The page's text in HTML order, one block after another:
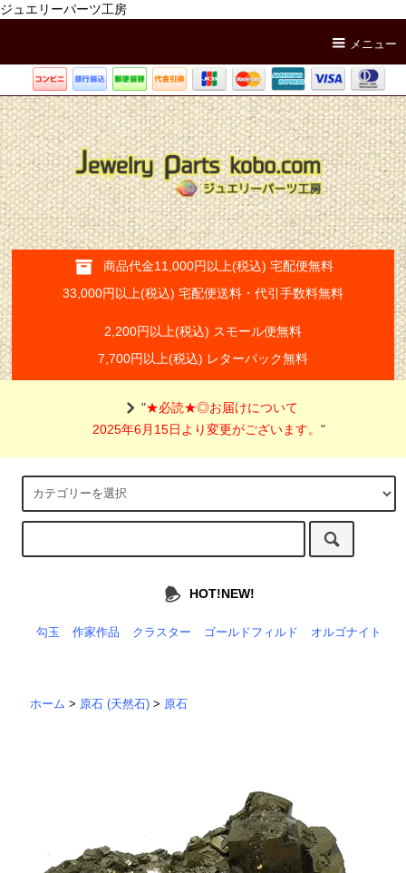
ジュエリーパーツ工房
メニュー
商品代金11,000円以上(税込) 宅配便無料
33,000円以上(税込) 宅配便送料・代引手数料無料
2,200円以上(税込) スモール便無料
7,700円以上(税込) レターパック無料
"★必読★◎お届けについて
2025年6月15日より変更がございます。"
HOT!NEW!
勾玉 作家作品 クラスター ゴールドフィルド オルゴナイト
ホーム > 原石 (天然石) > 原石